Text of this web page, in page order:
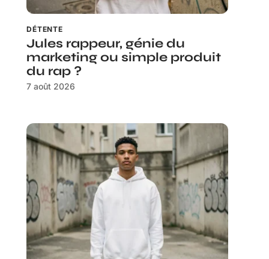
DÉTENTE
Jules rappeur, génie du
marketing ou simple produit
du rap ?
7 août 2026